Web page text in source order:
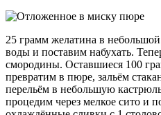
25 грамм желатина в
воды и поставим набухать.
смородины. Оставшиеся 100
превратим в пюре, зальём
перельём в небольшую
процедим через мелкое сито и